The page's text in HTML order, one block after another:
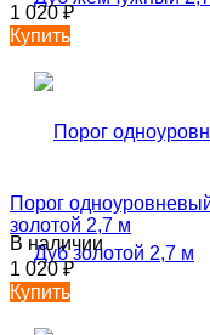
1 020₽
Купить
Порог
золотой 2,7 м
В наличии
1 020₽
Купить